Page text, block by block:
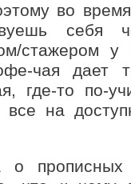
во
себя
стажером
чая дает
где-то по-
на
о